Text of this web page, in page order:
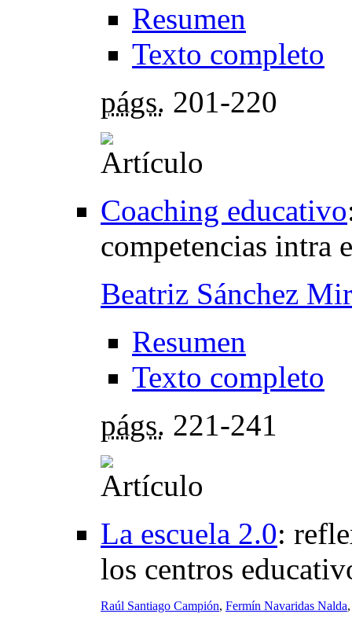
Resumen
Texto completo
págs. 201-220
Coaching educativo
competencias intra
Beatriz Sánchez
Resumen
Texto completo
págs. 221-241
La escuela 2.0:
los centros
Raúl Santiago Campión, Fermín Navaridas Nalda